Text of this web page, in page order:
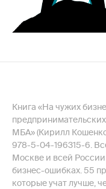
Книга «На чужих
МБА» (Кирилл
978-5-04-196315-6.
Москве и всей
бизнес-ошибках. 55
которые учат лучше,